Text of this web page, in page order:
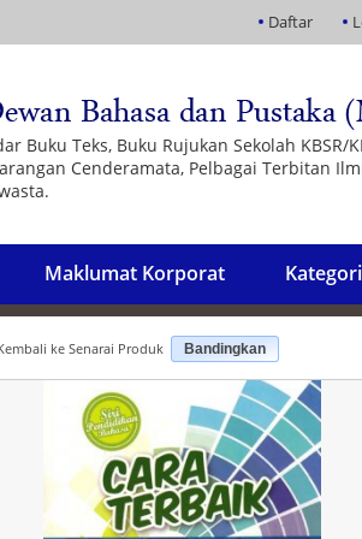
Daftar
Buku Teks, Buku Rujukan Sekolah KBSR/
Cenderamata, Pelbagai Terbitan
Maklumat Korporat
ke Senarai Produk Bandingkan